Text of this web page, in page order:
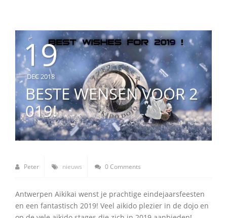
19
DEC 2018
BESTE WENSEN VOOR 2
019!
Peter nieuws 0 Comments
Antwerpen Aikikai wenst je prachtige eindejaarsfeesten
en een fantastisch 2019! Veel aikido plezier in de dojo en